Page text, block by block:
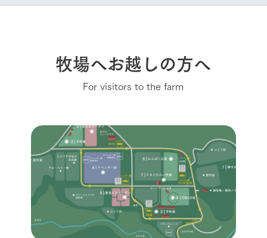
牧場へお越しの方へ
For visitors to the farm